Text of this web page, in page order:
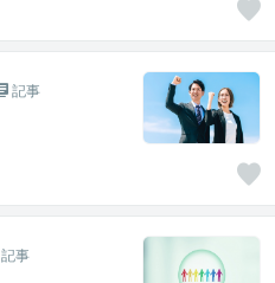
記事
記事